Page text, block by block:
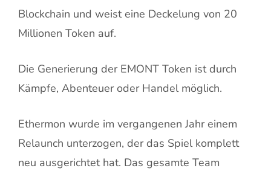
Blockchain und weist eine Deckelung von 20
Millionen Token auf.
Die Generierung der EMONT Token ist durch
Kämpfe, Abenteuer oder Handel möglich.
Ethermon wurde im vergangenen Jahr einem
Relaunch unterzogen, der das Spiel komplett
neu ausgerichtet hat. Das gesamte Team